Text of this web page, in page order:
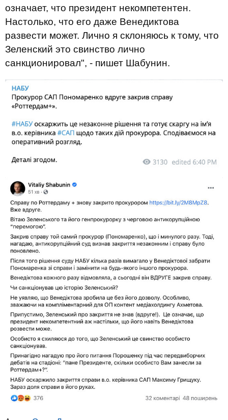
означает, что президент некомпетентен.
Настолько, что его даже Венедиктова
развести может. Лично я склоняюсь к тому, что
Зеленский это свинство лично
санкционировал", - пишет Шабунин.